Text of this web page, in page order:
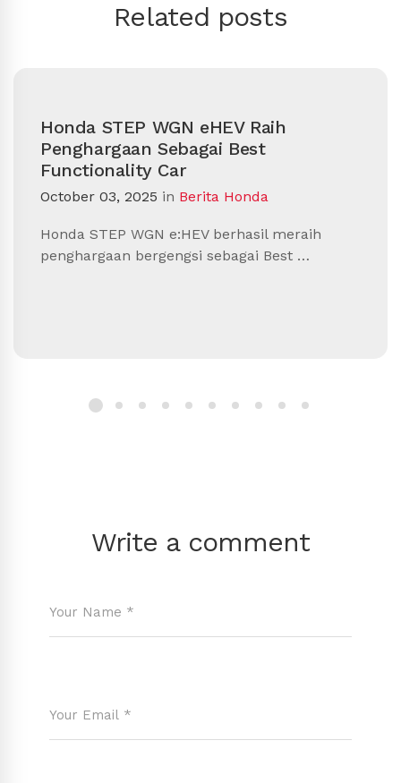
Related posts
Honda STEP WGN eHEV Raih
Penghargaan Sebagai Best
Functionality Car
October 03, 2025 in Berita Honda
Honda STEP WGN e:HEV berhasil meraih
penghargaan bergengsi sebagai Best …
Write a comment